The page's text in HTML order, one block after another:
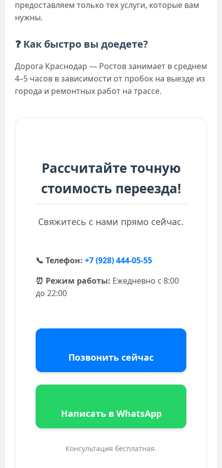
предоставляем только тех услуги, которые вам
нужны.
❓ Как быстро вы доедете?
Дорога Краснодар — Ростов занимает в среднем
4–5 часов в зависимости от пробок на выезде из
города и ремонтных работ на трассе.
Рассчитайте точную
стоимость переезда!
Свяжитесь с нами прямо сейчас.
📞 Телефон: +7 (928) 444-05-55
⏰ Режим работы: Ежедневно с 8:00
до 22:00
Позвонить сейчас
Написать в WhatsApp
Консультация бесплатная.